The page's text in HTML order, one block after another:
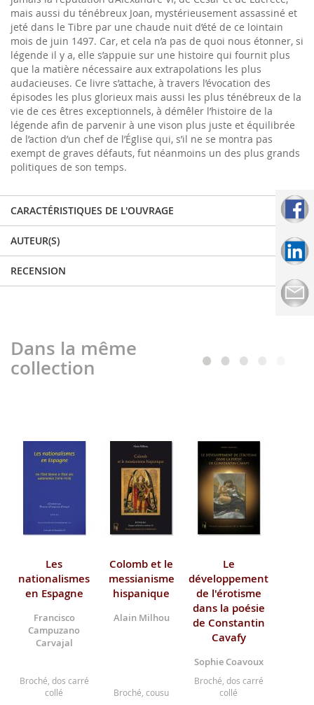
mais aussi du ténébreux Joan, mystérieusement assassiné et
jeté dans le Tibre par une chaude nuit d’été de ce lointain
mois de juin 1497. Car, et cela n’a pas de quoi nous étonner, si
légende il y a, elle s’appuie sur une histoire qui fournit plus
que la matière nécessaire aux extrapolations les plus
audacieuses. Ce livre s’attache, à travers l’évocation des
épisodes les plus glorieux mais aussi les plus ténébreux de la
vie de ces êtres exceptionnels, à démêler l’histoire de la
légende afin de parvenir à une vison plus juste et équilibrée
de l’action d’un chef de l’Église qui, s’il ne se montra pas
exempt de graves défauts, fut néanmoins un des plus grands
politiques de son temps.
CARACTÉRISTIQUES DE L'OUVRAGE
AUTEUR(S)
RECENSION
Dans la même
collection
Les
nationalismes
en Espagne
Francisco
Campuzano
Carvajal
Broché, dos carré
collé
Colomb et le
messianisme
hispanique
Alain Milhou
Broché, cousu
Le
développement
de l'érotisme
dans la poésie
de Constantin
Cavafy
Sophie Coavoux
Broché, dos carré
collé